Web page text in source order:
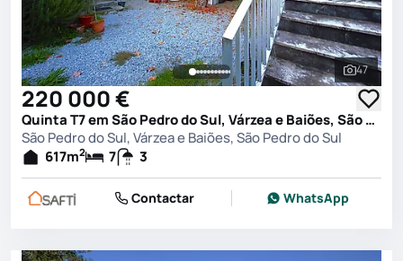
Ver
47
220 000 €
Quinta T7 em São Pedro do Sul, Várzea e Baiões, São Pedro do Sul
São Pedro do Sul, Várzea e Baiões, São Pedro do Sul
617m2 7 3
Contactar WhatsApp